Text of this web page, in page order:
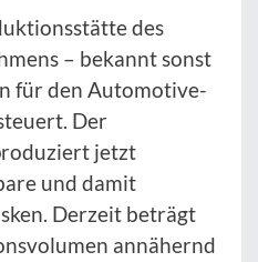
des
– bekannt sonst
für den Automotive-
Der
jetzt
und damit
Derzeit beträgt
annähernd